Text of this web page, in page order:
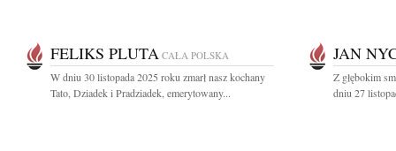
FELIKS PLUTA CAŁA POLSKA
W dniu 30 listopada 2025 roku zmarł nasz kochany
Tato, Dziadek i Pradziadek, emerytowany...
JAN
Z głębokim
dniu 27